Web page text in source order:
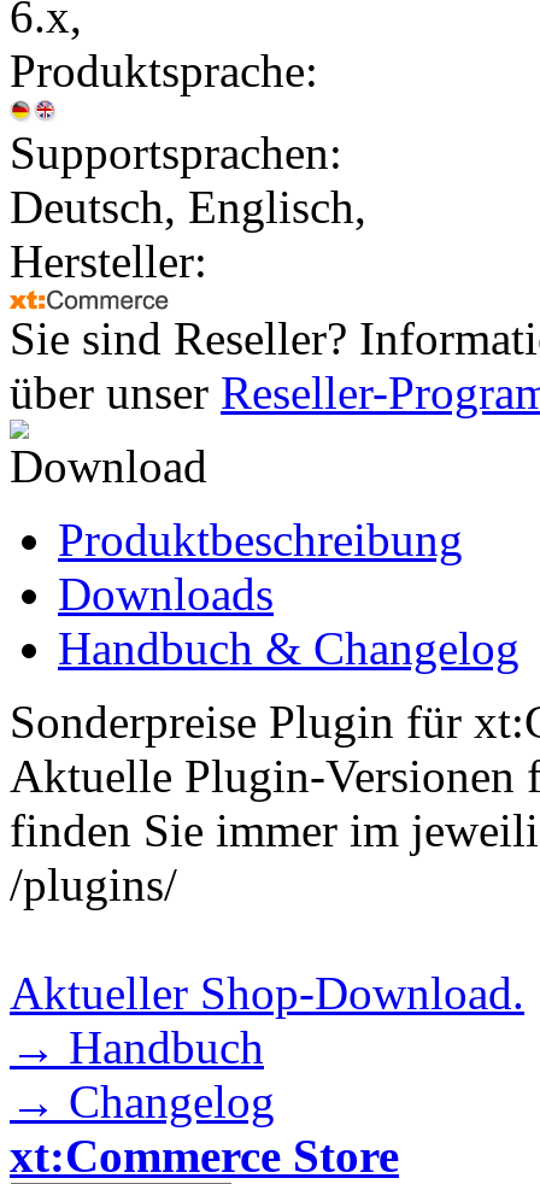
6.x,
Produktsprache:
Supportsprachen:
Deutsch, Englisch,
Hersteller:
Sie sind Reseller?
über unser Reseller-
Produktbeschreibung
Downloads
Handbuch & Changelog
Sonderpreise Plugin für
Aktuelle Plugin-Versionen
finden Sie immer im
/plugins/
Aktueller Shop-Download.
→ Handbuch
→ Changelog
xt:Commerce Store